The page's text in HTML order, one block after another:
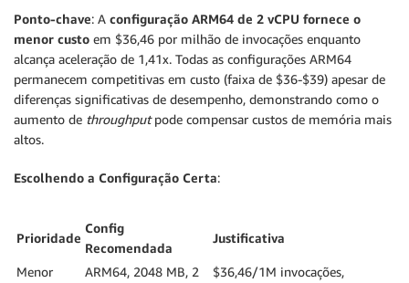
Ponto-chave: A configuração ARM64 de 2 vCPU fornece o
menor custo em $36,46 por milhão de invocações enquanto
alcança aceleração de 1,41x. Todas as configurações ARM64
permanecem competitivas em custo (faixa de $36-$39) apesar de
diferenças significativas de desempenho, demonstrando como o
aumento de throughputpode compensar custos de memória mais
altos.
Escolhendo a Configuração Certa:
Prioridade
Config
Recomendada
Justificativa
Menor
ARM64, 2048 MB, 2
$36,46/1M invocações,